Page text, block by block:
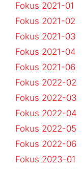
Fokus 2021-01
Fokus 2021-02
Fokus 2021-03
Fokus 2021-04
Fokus 2021-06
Fokus 2022-02
Fokus 2022-03
Fokus 2022-04
Fokus 2022-05
Fokus 2022-06
Fokus 2023-01